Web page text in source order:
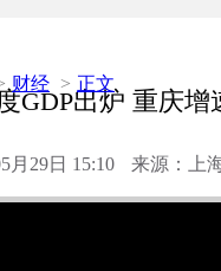
财经 > 正文
GDP出炉 重庆增
月29日 15:10 来源：上